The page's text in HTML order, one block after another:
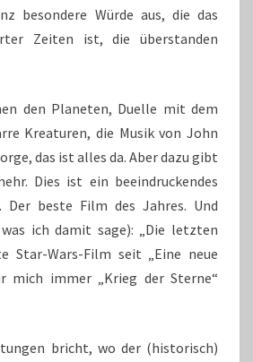
besondere Würde aus, die das
Zeiten ist, die überstanden
den Planeten, Duelle mit dem
Kreaturen, die Musik von John
das ist alles da. Aber dazu gibt
Dies ist ein beeindruckendes
Der beste Film des Jahres. Und
ich damit sage): „Die letzten
Star-Wars-Film seit „Eine neue
mich immer „Krieg der Sterne“
bricht, wo der (historisch)